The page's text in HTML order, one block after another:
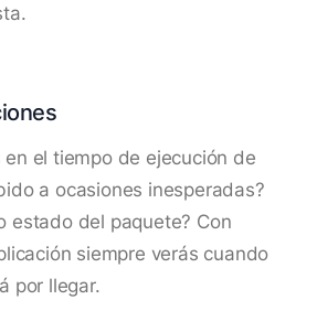
en el tiempo de ejecución de
a ocasiones inesperadas?
estado del paquete? Con
siempre verás cuando
por llegar.